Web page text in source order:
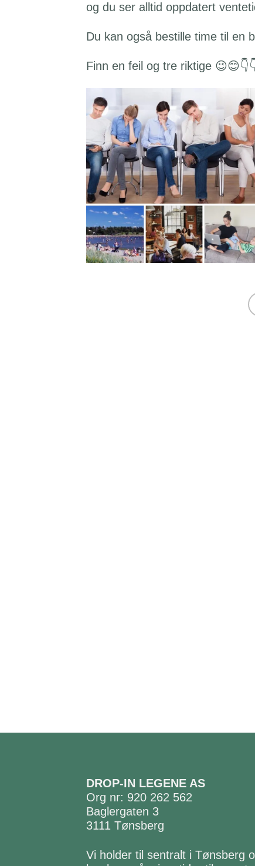
og du ser alltid oppdatert
Du kan også bestille time til en
Finn en feil og tre riktige 😉😊👇
DROP-IN LEGENE AS
Org nr: 920 262 562
Baglergaten 3
3111 Tønsberg
Vi holder til sentralt i Tønsberg